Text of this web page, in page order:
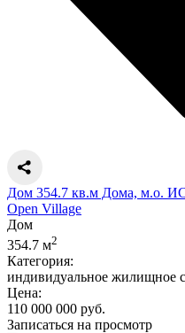
Дом 354.7 кв.м Дома, м.о.
Open Village
Дом
354.7 м2
Категория:
индивидуальное жилищное
Цена:
110 000 000 руб.
Записаться на просмотр